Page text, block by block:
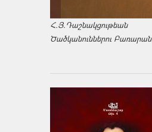
Հ.Յ.Դաշնակցութեան
Ծածկանուններու Բառարան